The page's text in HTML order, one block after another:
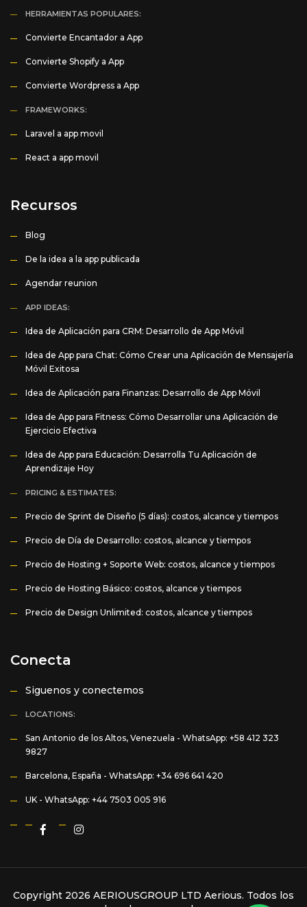
HERRAMIENTAS POPULARES:
Convierte Encantador a App
Convierte Shopify a App
Convierte Wordpress a App
FRAMEWORKS:
Laravel a app movil
React a app movil
Recursos
Blog
De la idea a la app publicada
Agendar reunion
APP IDEAS:
Idea de Aplicación para CRM: Desarrollo de App Móvil
Idea de App para Chat: Cómo Crear una Aplicación de Mensajería
Móvil Exitosa
Idea de Aplicación para Finanzas: Desarrollo de App Móvil
Idea de App para Fitness: Cómo Desarrollar una Aplicación de
Ejercicio Efectiva
Idea de App para Educación: Desarrolla Tu Aplicación de
Aprendizaje Hoy
PRICING & ESTIMATES:
Precio de Sprint de Diseño (5 días): costos, alcance y tiempos
Precio de Día de Desarrollo: costos, alcance y tiempos
Precio de Hosting + Soporte Web: costos, alcance y tiempos
Precio de Hosting Básico: costos, alcance y tiempos
Precio de Design Unlimited: costos, alcance y tiempos
Conecta
Siguenos y conectemos
LOCATIONS:
San Antonio de los Altos, Venezuela - WhatsApp: +58 412 323
9827
Barcelona, España - WhatsApp: +34 696 641 420
UK - WhatsApp: +44 7503 005 916
Copyright 2026 AERIOUSGROUP LTD Aerious. Todos los